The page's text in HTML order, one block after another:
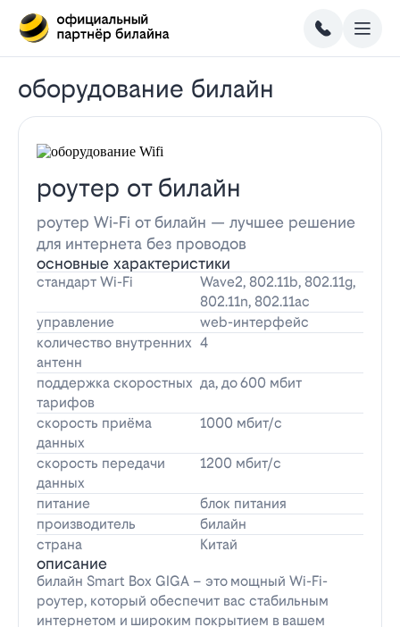
оборудование билайн
роутер от билайн
роутер Wi-Fi от билайн — лучшее решение
для интернета без проводов
основные характеристики
стандарт Wi-Fi
Wave2, 802.11b, 802.11g,
802.11n, 802.11ac
управление
web-интерфейс
количество внутренних
антенн
4
поддержка скоростных
тарифов
да, до 600 мбит
скорость приёма
данных
1000 мбит/с
скорость передачи
данных
1200 мбит/с
питание
блок питания
производитель
билайн
страна
Китай
описание
билайн Smart Box GIGA – это мощный Wi-Fi-
роутер, который обеспечит вас стабильным
интернетом и широким покрытием в вашем